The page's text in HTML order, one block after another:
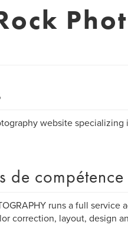
website
de compétence
runs a full
correction, layout, design